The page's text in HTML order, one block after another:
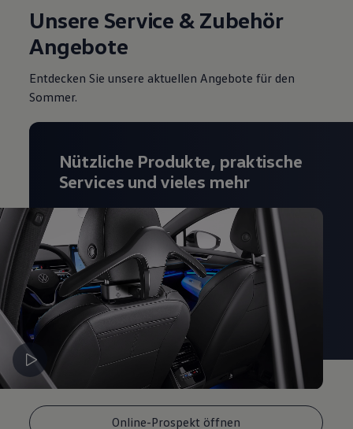
Volkswagen Kundenbetreuung
Warn- und Kontrollleuchten
Assistenzsysteme
Live Beratung
Transport
Volkswagen R
Pannen- und Unfallhilfe
Volkswagen Kundenbetreuung
Unsere Service & Zubehör
Angebote
Entdecken Sie unsere aktuellen Angebote für den
Sommer.
Online-Prospekt öffnen
Nützliche Produkte, praktische
Services und vieles mehr